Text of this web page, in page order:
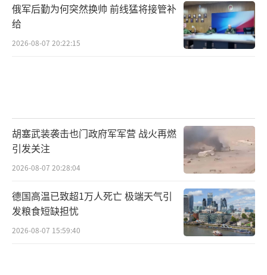
俄军后勤为何突然换帅 前线猛将接管补
给
2026-08-07 20:22:15
胡塞武装袭击也门政府军军营 战火再燃
引发关注
2026-08-07 20:28:04
德国高温已致超1万人死亡 极端天气引
发粮食短缺担忧
2026-08-07 15:59:40